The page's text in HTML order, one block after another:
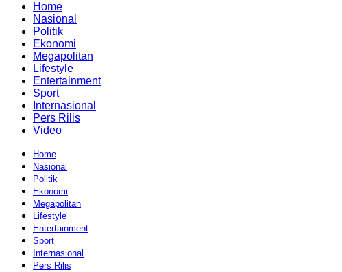
Home
Nasional
Politik
Ekonomi
Megapolitan
Lifestyle
Entertainment
Sport
Internasional
Pers Rilis
Video
Home
Nasional
Politik
Ekonomi
Megapolitan
Lifestyle
Entertainment
Sport
Internasional
Pers Rilis